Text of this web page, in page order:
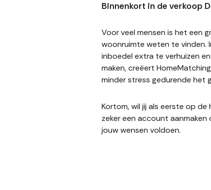
Binnenkort in de verkoop
Voor veel mensen is het een
woonruimte weten te vinden.
inboedel extra te verhuizen
maken, creëert
minder stress gedurende het
Kortom, wil jij als eerste op
zeker een account
jouw wensen voldoen.